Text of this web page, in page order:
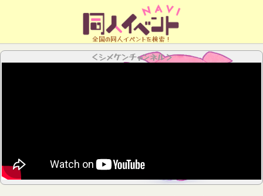
全国の同人イベントを検索！
＜シメケンチャンネル＞